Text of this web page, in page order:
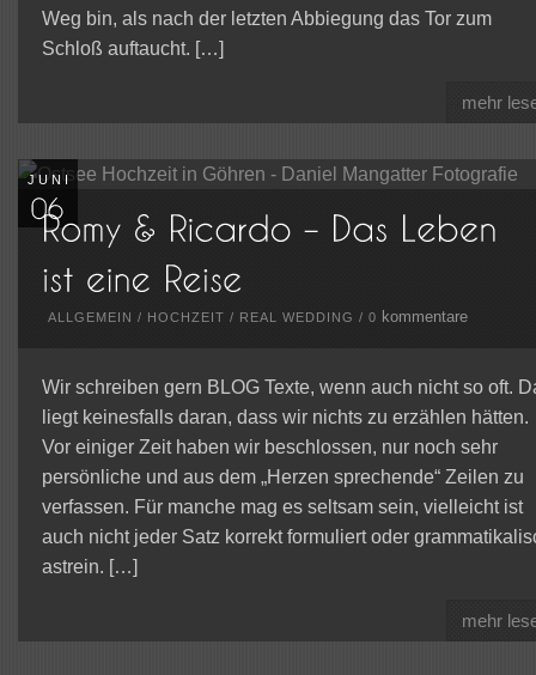
Weg bin, als nach der letzten Abbiegung das Tor zum
Schloß auftaucht. […]
mehr
JUNI
ALLGEMEIN / HOCHZEIT / REAL WEDDING / 0 kommentare
Wir schreiben gern BLOG Texte, wenn auch nicht so oft.
liegt keinesfalls daran, dass wir nichts zu erzählen hätten.
Vor einiger Zeit haben wir beschlossen, nur noch sehr
persönliche und aus dem „Herzen sprechende“ Zeilen zu
verfassen. Für manche mag es seltsam sein, vielleicht ist
auch nicht jeder Satz korrekt formuliert oder
astrein. […]
mehr